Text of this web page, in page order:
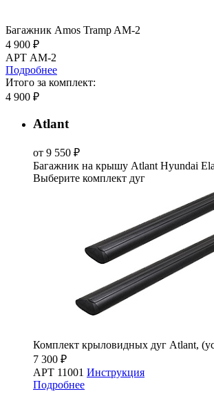
Багажник Amos Tramp AM-2
4 900 ₽
АРТ AM-2
Подробнее
Итого за комплект:
4 900 ₽
Atlant
от 9 550 ₽
Багажник на крышу Atlant Hyundai
Выберите комплект дуг
Комплект крыловидных дуг Atlant,
7 300 ₽
АРТ 11001 Инструкция
Подробнее